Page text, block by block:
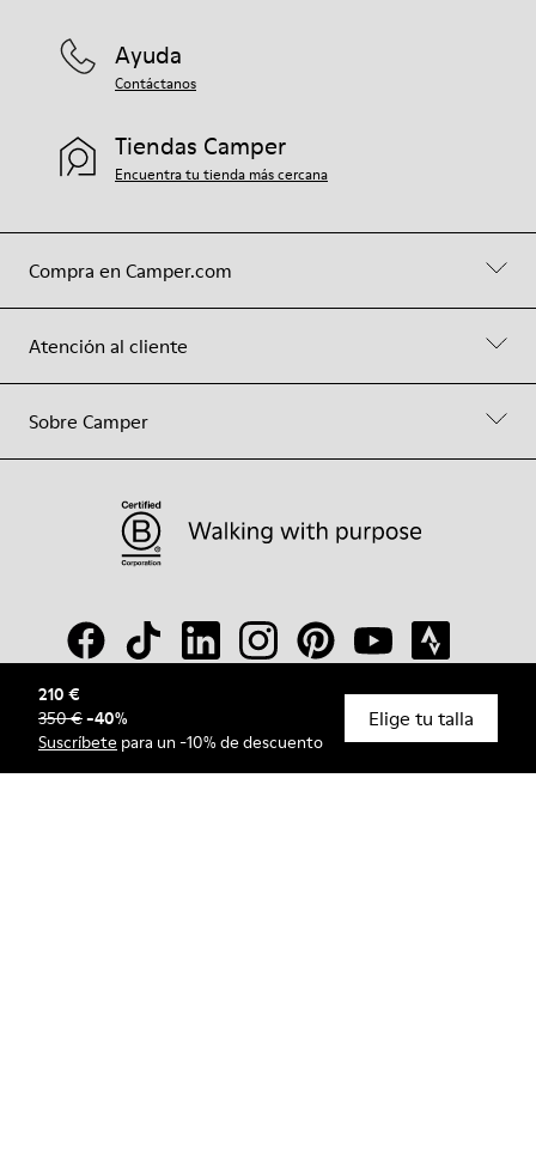
210 €
350 €-40%
Suscríbete para un -10% de descuento
Elige tu talla
Compra en Camper.com
Atención al cliente
Sobre Camper
Ayuda
Contáctanos
Tiendas Camper
Encuentra tu tienda más cercana
© Camper, 2026